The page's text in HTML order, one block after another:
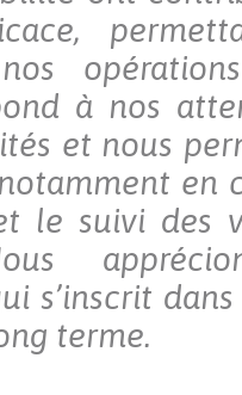
à nos
et nous
en
le suivi des
s’inscrit
terme.